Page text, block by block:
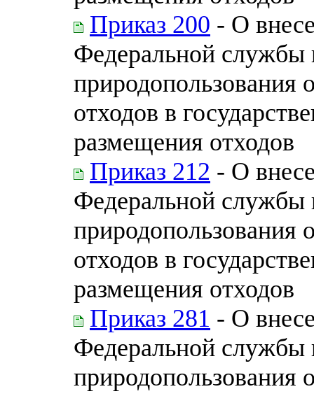
Приказ 200 - О
Федеральной службы
природопользования
отходов в
размещения отходов
Приказ 212 - О
Федеральной службы
природопользования
отходов в
размещения отходов
Приказ 281 - О
Федеральной службы
природопользования